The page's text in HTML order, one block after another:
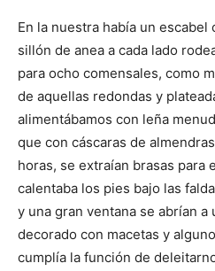
En la nuestra había un
sillón de anea a cada lado
para ocho comensales, como
de aquellas redondas y
alimentábamos con leña
que con cáscaras de
horas, se extraían brasas para
calentaba los pies bajo las
y una gran ventana se abrían a
decorado con macetas y
cumplía la función de